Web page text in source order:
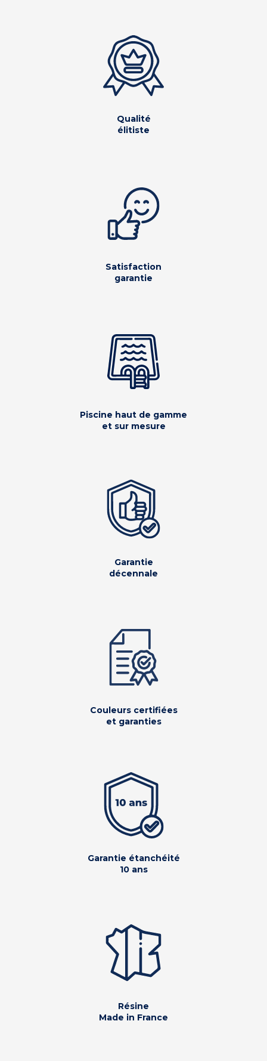
Qualité
élitiste
Satisfaction
garantie
Piscine haut de gamme
et sur mesure
Garantie
décennale
Couleurs certifiées
et garanties
Garantie étanchéité
10 ans
Résine
Made in France